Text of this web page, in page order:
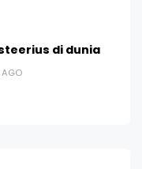
di dunia
AGO